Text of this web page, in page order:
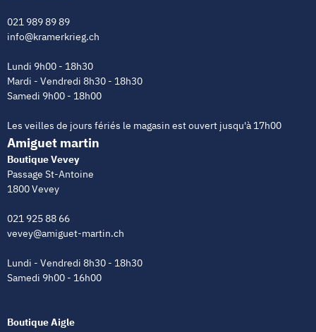
021 989 89 89
info@kramerkrieg.ch
Lundi 9h00 - 18h30
Mardi - Vendredi 8h30 - 18h30
Samedi 9h00 - 18h00
Les veilles de jours fériés le magasin est ouvert jusqu'à 17h00
Amiguet martin
Boutique Vevey
Passage St-Antoine
1800 Vevey
021 925 88 66
vevey@amiguet-martin.ch
Lundi - Vendredi 8h30 - 18h30
Samedi 9h00 - 16h00
Boutique Aigle